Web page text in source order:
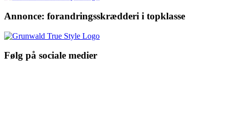
Annonce: forandringsskrædderi i topklasse
Følg på sociale medier